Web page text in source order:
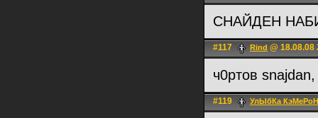
СНАЙДЕН
#117 Rind @ 18.08.08
ч0ртов
#119 УлЫбКа